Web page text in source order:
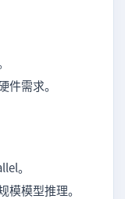
需求。
。
模模型推理。